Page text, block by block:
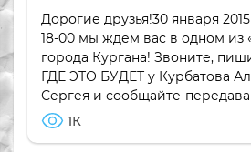
Дорогие друзья!30 января
18-00 мы ждем вас в одном из
города Кургана! Звоните,
ГДЕ ЭТО БУДЕТ у Курбатова
Сергея и сообщайте-
1К